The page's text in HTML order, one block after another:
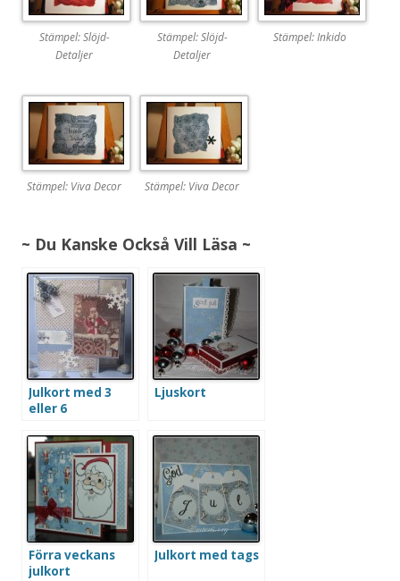
Stämpel: Slöjd-
Detaljer
Stämpel: Slöjd-
Detaljer
Stämpel: Inkido
Stämpel: Viva Decor Stämpel: Viva Decor
~ Du Kanske Också Vill Läsa ~
Julkort med 3
eller 6
Ljuskort
Förra veckans
julkort
Julkort med tags